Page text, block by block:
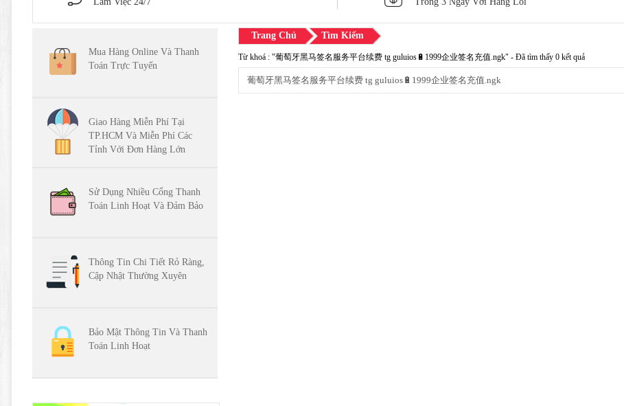
Mua Hàng Online Và Thanh
Toán Trực Tuyến
Giao Hàng Miễn Phí Tại
TP.HCM Và Miễn Phí Các
Tỉnh Với Đơn Hàng Lớn
Sử Dụng Nhiều Cổng Thanh
Toán Linh Hoạt Và Đảm Bảo
Thông Tin Chi Tiết Rỏ Ràng,
Cập Nhật Thường Xuyên
Bảo Mật Thông Tin Và Thanh
Toán Linh Hoạt
Trang Chủ Tìm Kiếm
Từ khoá : "葡萄牙黑马签名服务平台续费 tg guluios🔋1999企业签名充值.ngk" - Đã tìm thấy 0 kết quả